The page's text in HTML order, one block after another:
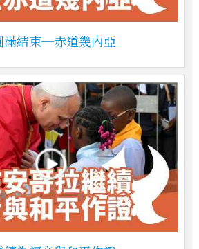
滿結束─赤道幾內亞